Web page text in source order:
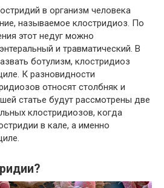
в организм человека
называемое клостридиоз. По
этот недуг можно
и травматический. В
ботулизм, клостридиоз
К разновидности
относят столбняк и
статье будут рассмотрены две
клостридиозов, когда
в кале, а именно